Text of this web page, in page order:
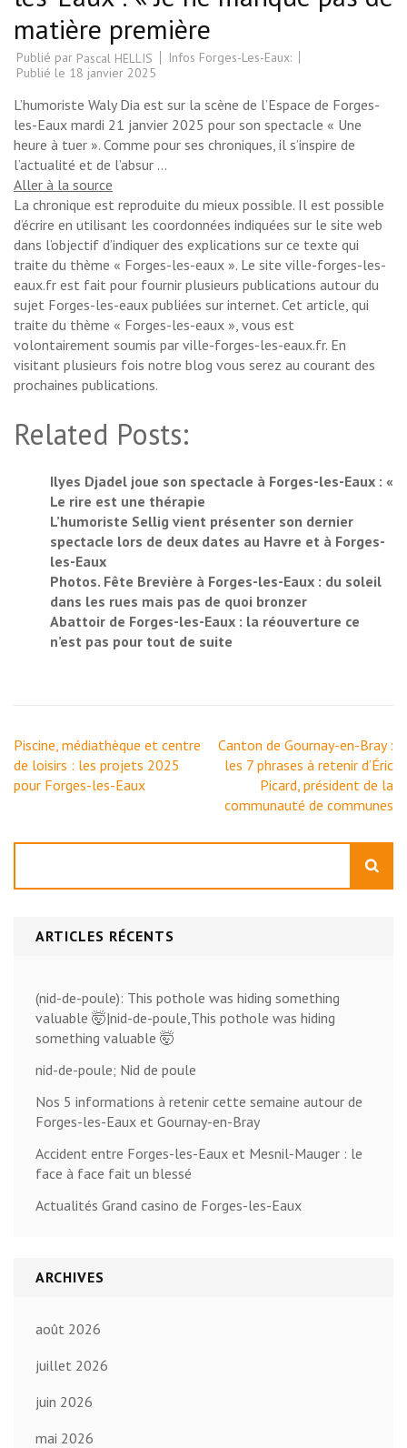
matière première
Publié par Pascal HELLIS
Infos Forges-Les-Eaux:
Publié le 18 janvier 2025
L’humoriste Waly Dia est sur la scène de l’Espace de Forges-
les-Eaux mardi 21 janvier 2025 pour son spectacle « Une
heure à tuer ». Comme pour ses chroniques, il s’inspire de
l’actualité et de l’absur …
Aller à la source
La chronique est reproduite du mieux possible. Il est possible
d’écrire en utilisant les coordonnées indiquées sur le site web
dans l’objectif d’indiquer des explications sur ce texte qui
traite du thème « Forges-les-eaux ». Le site ville-forges-les-
eaux.fr est fait pour fournir plusieurs publications autour du
sujet Forges-les-eaux publiées sur internet. Cet article, qui
traite du thème « Forges-les-eaux », vous est
volontairement soumis par ville-forges-les-eaux.fr. En
visitant plusieurs fois notre blog vous serez au courant des
prochaines publications.
Related Posts:
Ilyes Djadel joue son spectacle à Forges-les-Eaux : «
Le rire est une thérapie
L’humoriste Sellig vient présenter son dernier
spectacle lors de deux dates au Havre et à Forges-
les-Eaux
Photos. Fête Brevière à Forges-les-Eaux : du soleil
dans les rues mais pas de quoi bronzer
Abattoir de Forges-les-Eaux : la réouverture ce
n’est pas pour tout de suite
Navigation
de
l’article
Piscine, médiathèque et centre
de loisirs : les projets 2025
pour Forges-les-Eaux
Canton de Gournay-en-Bray :
les 7 phrases à retenir d’Éric
Picard, président de la
communauté de communes
ARTICLES RÉCENTS
(nid-de-poule): This pothole was hiding something
valuable 🤯|nid-de-poule,This pothole was hiding
something valuable 🤯
nid-de-poule; Nid de poule
Nos 5 informations à retenir cette semaine autour de
Forges-les-Eaux et Gournay-en-Bray
Accident entre Forges-les-Eaux et Mesnil-Mauger : le
face à face fait un blessé
Actualités Grand casino de Forges-les-Eaux
ARCHIVES
août 2026
juillet 2026
juin 2026
mai 2026